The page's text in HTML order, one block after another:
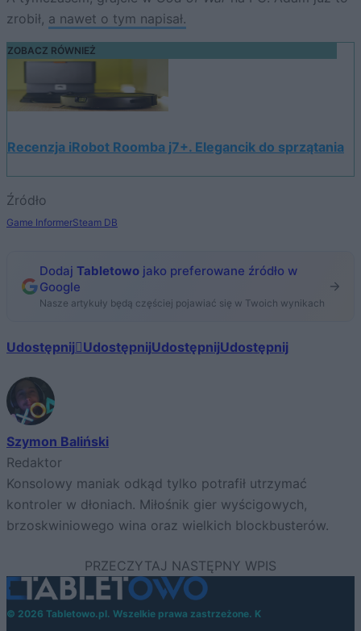
zrobił, a nawet o tym napisał.
ZOBACZ RÓWNIEŻ
Recenzja iRobot Roomba j7+. Elegancik do sprzątania
Źródło
Game InformerSteam DB
Dodaj Tabletowo jako preferowane źródło w
Google
Nasze artykuły będą częściej pojawiać się w Twoich wynikach
Udostępnij UdostępnijUdostępnijUdostępnij
Szymon Baliński
Redaktor
Konsolowy maniak odkąd tylko potrafił utrzymać
kontroler w dłoniach. Miłośnik gier wyścigowych,
brzoskwiniowego wina oraz wielkich blockbusterów.
© 2026 Tabletowo.pl. Wszelkie prawa zastrzeżone. K